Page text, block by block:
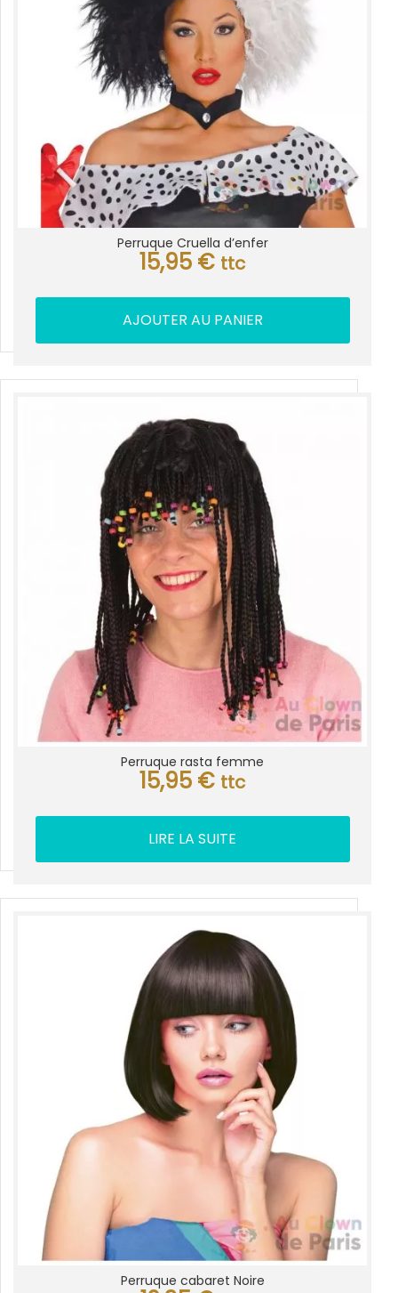
Perruque Cruella d’enfer
15,95 € ttc
AJOUTER AU PANIER
Perruque rasta femme
15,95 € ttc
LIRE LA SUITE
Perruque cabaret Noire